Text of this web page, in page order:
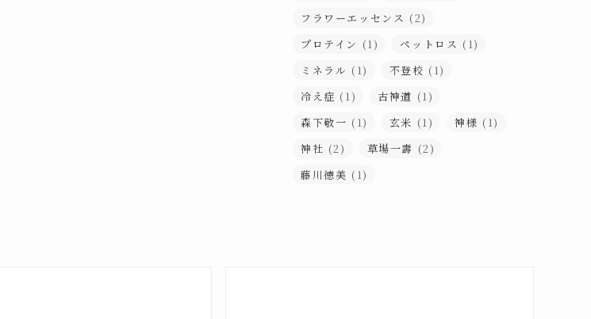
フラワーエッセンス (2)
プロテイン (1) ペットロス (1)
ミネラル (1) 不登校 (1)
冷え症 (1) 古神道 (1)
森下敬一 (1) 玄米 (1) 神様 (1)
神社 (2) 草場一壽 (2)
藤川徳美 (1)